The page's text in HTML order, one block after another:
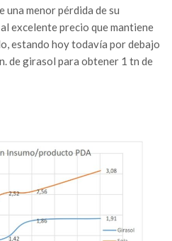
una menor pérdida de su
excelente precio que mantiene
estando hoy todavía por debajo
de girasol para obtener 1 tn de